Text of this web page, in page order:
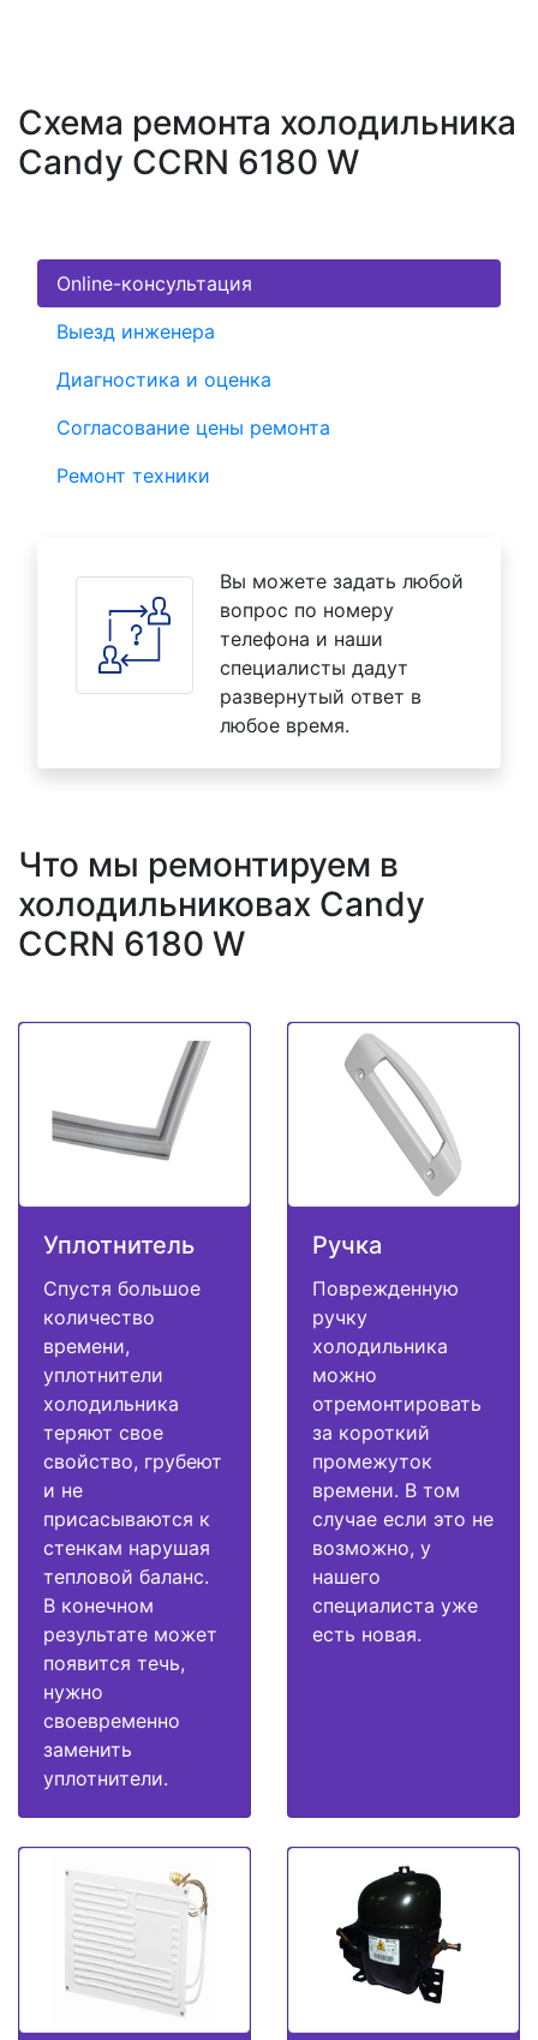
Схема ремонта холодильника
Candy CCRN 6180 W
Online-консультация
Выезд инженера
Диагностика и оценка
Согласование цены ремонта
Ремонт техники
Вы можете задать любой
вопрос по номеру
телефона и наши
специалисты дадут
развернутый ответ в
любое время.
Что мы ремонтируем в
холодильниковах Candy
CCRN 6180 W
Уплотнитель
Спустя большое
количество
времени,
уплотнители
холодильника
теряют свое
свойство, грубеют
и не
присасываются к
стенкам нарушая
тепловой баланс.
В конечном
результате может
появится течь,
нужно
своевременно
заменить
уплотнители.
Ручка
Поврежденную
ручку
холодильника
можно
отремонтировать
за короткий
промежуток
времени. В том
случае если это не
возможно, у
нашего
специалиста уже
есть новая.